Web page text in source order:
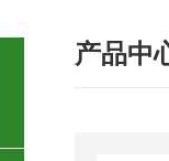
机MTES 132SB/2
机MTES 160MA/2
产品中